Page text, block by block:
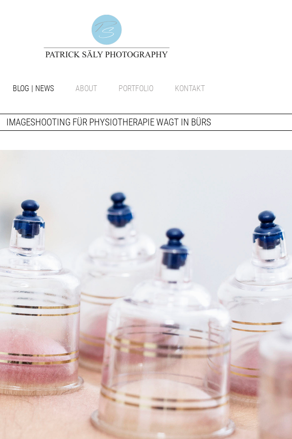
BLOG | NEWS ABOUT PORTFOLIO KONTAKT
IMAGESHOOTING FÜR PHYSIOTHERAPIE WAGT IN BÜRS